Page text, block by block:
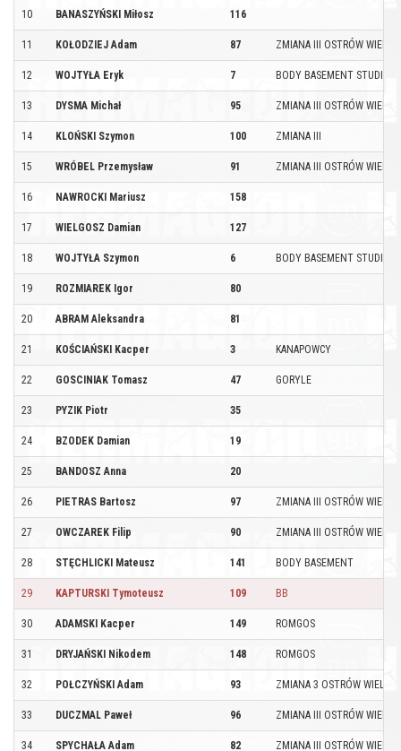
10 BANASZYŃSKI Miłosz 116
11 KOŁODZIEJ Adam 87 ZMIANA III OSTRÓW
12 WOJTYŁA Eryk 7 BODY BASEMENT STUDIO
13 DYSMA Michał 95 ZMIANA III OSTRÓW
14 KLOŃSKI Szymon 100 ZMIANA III
15 WRÓBEL Przemysław 91 ZMIANA III OSTRÓW
16 NAWROCKI Mariusz 158
17 WIELGOSZ Damian 127
18 WOJTYŁA Szymon 6 BODY BASEMENT STUDIO
19 ROZMIAREK Igor 80
20 ABRAM Aleksandra 81
21 KOŚCIAŃSKI Kacper 3 KANAPOWCY
22 GOSCINIAK Tomasz 47 GORYLE
23 PYZIK Piotr 35
24 BZODEK Damian 19
25 BANDOSZ Anna 20
26 PIETRAS Bartosz 97 ZMIANA III OSTRÓW
27 OWCZAREK Filip 90 ZMIANA III OSTRÓW
28 STĘCHLICKI Mateusz 141 BODY BASEMENT
29 KAPTURSKI Tymoteusz 109 BB
30 ADAMSKI Kacper 149 ROMGOS
31 DRYJAŃSKI Nikodem 148 ROMGOS
32 POŁCZYŃSKI Adam 93 ZMIANA 3 OSTRÓW
33 DUCZMAL Paweł 96 ZMIANA III OSTRÓW
34 SPYCHAŁA Adam 82 ZMIANA III OSTRÓW